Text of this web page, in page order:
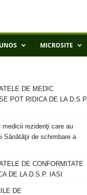
MICROSITE
DE MEDIC
POT RIDICA DE LA D.S.P.
medicii rezidenţi care au
Sănătăţii de schimbare a
DE CONFORMITATE
DE LA D.S.P. IASI
DE